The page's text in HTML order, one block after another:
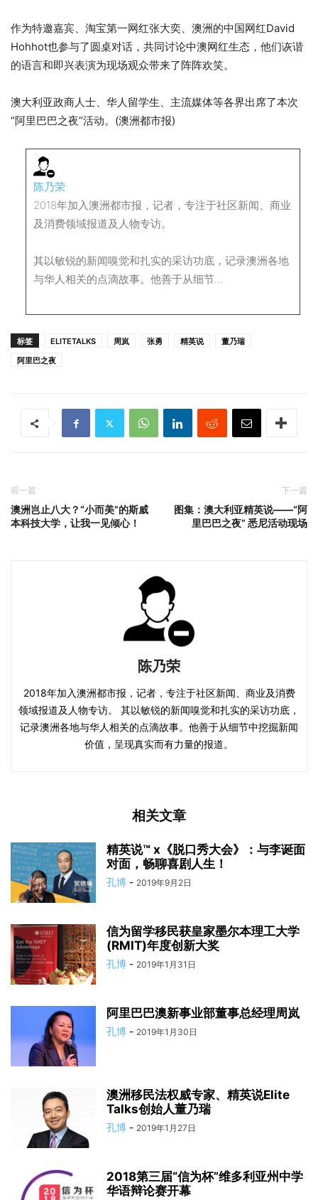
作为特邀嘉宾、淘宝第一网红张大奕、澳洲的中国网红David
Hohhot也参与了圆桌对话，共同讨论中澳网红生态，他们诙谐
的语言和即兴表演为现场观众带来了阵阵欢笑。
澳大利亚政商人士、华人留学生、主流媒体等各界出席了本次
“阿里巴巴之夜”活动。(澳洲都市报)
陈乃荣
2018年加入澳洲都市报，记者，专注于社区新闻、商业
及消费领域报道及人物专访。
其以敏锐的新闻嗅觉和扎实的采访功底，记录澳洲各地
与华人相关的点滴故事。他善于从细节...
标签 ELITETALKS 周岚 张勇 精英说
董乃瑞
阿里巴之夜
前一篇
澳洲岂止八大？“小而美”的斯威
本科技大学，让我一见倾心！
下一篇
图集：澳大利亚精英说——“阿
里巴巴之夜” 悉尼活动现场
陈乃荣
2018年加入澳洲都市报，记者，专注于社区新闻、商业及消费
领域报道及人物专访。 其以敏锐的新闻嗅觉和扎实的采访功底，
记录澳洲各地与华人相关的点滴故事。他善于从细节中挖掘新闻
价值，呈现真实而有力量的报道。
相关文章
精英说™️ x《脱口秀大会》：与李诞面
对面，畅聊喜剧人生！
孔博 - 2019年9月2日
信为留学移民获皇家墨尔本理工大学
(RMIT)年度创新大奖
孔博 - 2019年1月31日
阿里巴巴澳新事业部董事总经理周岚
孔博 - 2019年1月30日
澳洲移民法权威专家、精英说Elite
Talks创始人董乃瑞
孔博 - 2019年1月27日
2018第三届“信为杯”维多利亚州中学
华语辩论赛开幕